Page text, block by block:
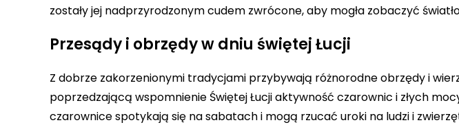
zostały jej nadprzyrodzonym cudem zwrócone, aby mogła zobaczyć
Przesądy i obrzędy w dniu świętej Łucji
Z dobrze zakorzenionymi tradycjami przybywają różnorodne obrzędy i
poprzedzającą wspomnienie Świętej Łucji aktywność czarownic i złych
czarownice spotykają się na sabatach i mogą rzucać uroki na ludzi i